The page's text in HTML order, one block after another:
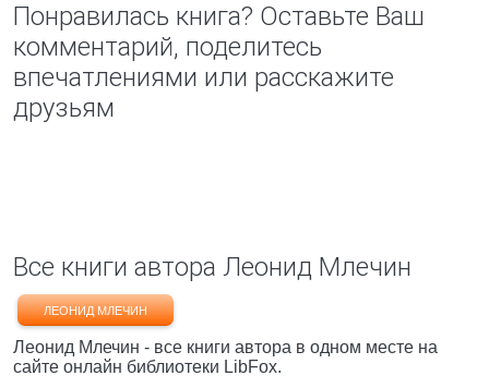
Понравилась книга? Оставьте Ваш
комментарий, поделитесь
впечатлениями или расскажите
друзьям
Все книги автора Леонид Млечин
ЛЕОНИД МЛЕЧИН
Леонид Млечин - все книги автора в одном месте на
сайте онлайн библиотеки LibFox.